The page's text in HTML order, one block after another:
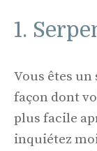
1.
Vous êtes un
façon dont
plus facile
inquiétez